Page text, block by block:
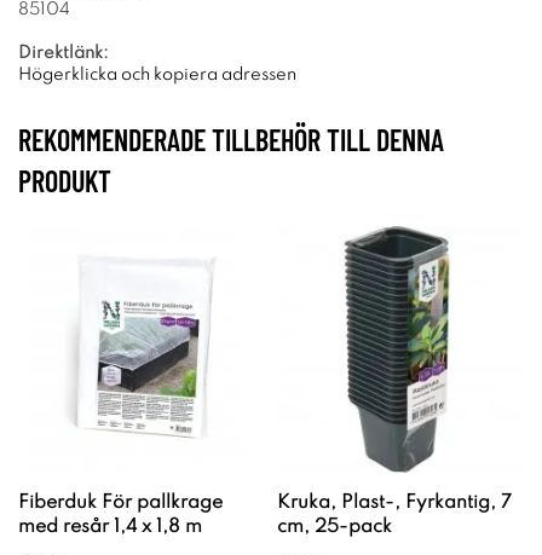
85104
Direktlänk:
Högerklicka och kopiera adressen
REKOMMENDERADE TILLBEHÖR TILL DENNA
PRODUKT
Fiberduk För pallkrage
med resår 1,4 x 1,8 m
Kruka, Plast-, Fyrkantig, 7
cm, 25-pack